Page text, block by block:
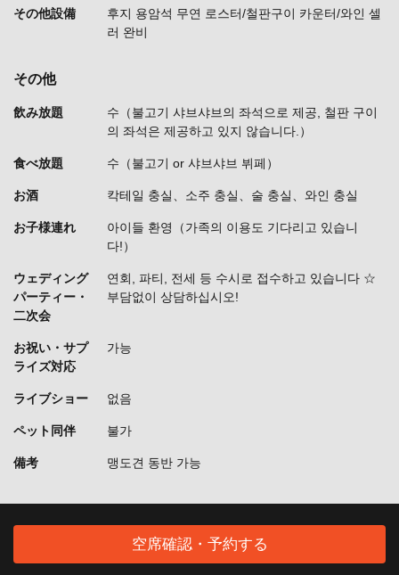
その他設備
후지 용암석 무연 로스터/철판구이 카운터/와인 셀
러 완비
その他
飲み放題
수（불고기 샤브샤브의 좌석으로 제공, 철판 구이
의 좌석은 제공하고 있지 않습니다.）
食べ放題 수（불고기 or 샤브샤브 뷔페）
お酒 칵테일 충실、소주 충실、술 충실、와인 충실
お子様連れ
아이들 환영（가족의 이용도 기다리고 있습니
다!）
ウェディング
パーティー・
二次会
연회, 파티, 전세 등 수시로 접수하고 있습니다 ☆
부담없이 상담하십시오!
お祝い・サプ
ライズ対応
가능
ライブショー 없음
ペット同伴 불가
備考 맹도견 동반 가능
空席確認・予約する